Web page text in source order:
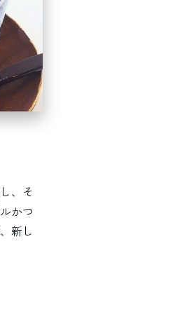
、そ
かつ
新し